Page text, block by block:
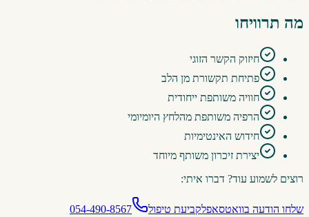
מה תרוויחו
חיזוק הקשר הזוגי
פתיחת תקשורת מן הלב
חוויה משותפת ייחודית
הרפיה משותפת מהלחץ היומיומי
חידוש האינטימיות
יצירת זיכרון משותף מיוחד
רוצים לשמוע עוד? דברו איתי:
שלחו הודעה בוואטסאפלקביעת טיפול 054-490-8567